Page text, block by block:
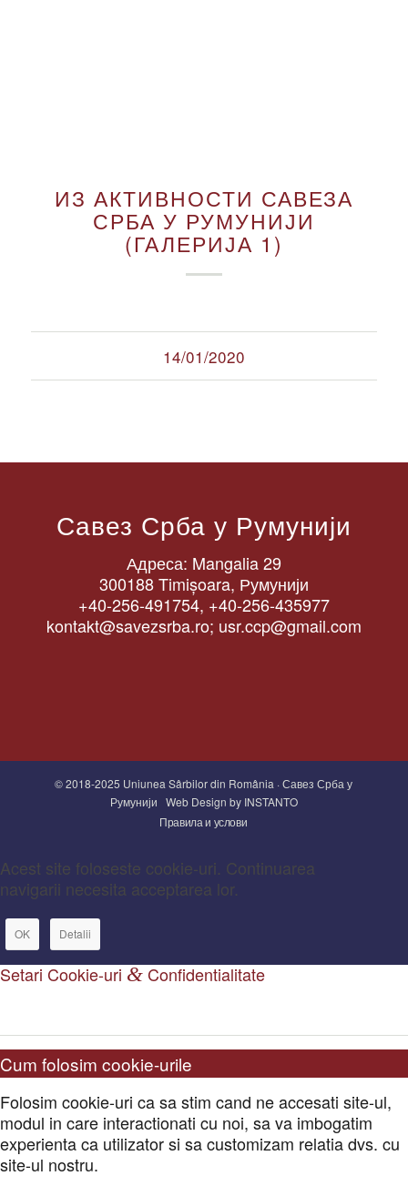
ИЗ АКТИВНОСТИ САВЕЗА
СРБА У РУМУНИЈИ
(ГАЛЕРИЈА 1)
14/01/2020
Савез Срба у Румунији
Адреса: Mangalia 29
300188 Timișoara, Румунији
+40-256-491754, +40-256-435977
kontakt@savezsrba.ro; usr.ccp@gmail.com
© 2018-2025 Uniunea Sârbilor din România · Савез Срба у
Румунији Web Design by INSTANTO
Правила и услови
Acest site foloseste cookie-uri. Continuarea
navigarii necesita acceptarea lor.
OK Detalii
Setari Cookie-uri & Confidentialitate
Cum folosim cookie-urile
Folosim cookie-uri ca sa stim cand ne accesati site-ul,
modul in care interactionati cu noi, sa va imbogatim
experienta ca utilizator si sa customizam relatia dvs. cu
site-ul nostru.